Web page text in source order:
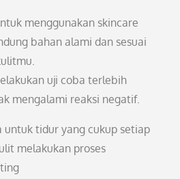
menggunakan skincare
bahan alami dan sesuai
uji coba terlebih
mengalami reaksi negatif.
untuk tidur yang cukup setiap
melakukan proses